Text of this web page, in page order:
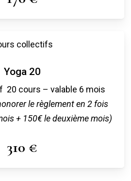
collectifs
Yoga 20
20 cours – valable 6 mois
le règlement en 2 fois
+ 150€ le deuxième mois)
310 €